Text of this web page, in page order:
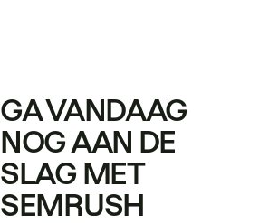
GA VANDAAG
NOG AAN DE
SLAG MET
SEMRUSH